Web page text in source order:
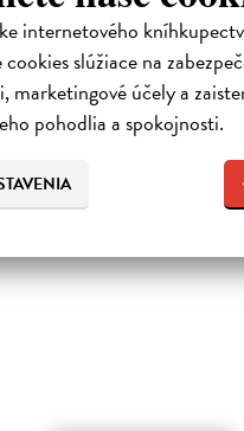
internetového
slúžiace na
marketingové účely a
pohodlia a spokojnosti.
Elektronická audiokniha
poviedka Franza Kafku z roku
Gregor Samsa jedného rána
to príbeh premeny bez